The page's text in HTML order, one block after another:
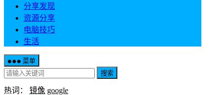
分享发现
资源分享
电脑技巧
生活
菜单
搜索
热词： 镜像 google